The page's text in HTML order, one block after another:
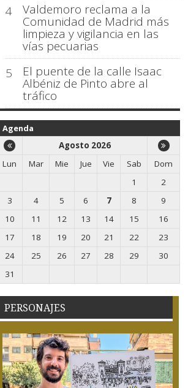
4
Valdemoro reclama a la
Comunidad de Madrid más
limpieza y vigilancia en las
vías pecuarias
5
El puente de la calle Isaac
Albéniz de Pinto abre al
tráfico
Agenda
Agosto 2026
Lun
Mar Mie Jue Vie Sab
Dom
1
2
3
4 5 6 7 8
9
10
11 12 13 14 15
16
17
18 19 20 21 22
23
24
25 26 27 28 29
30
31
PERSONAJES